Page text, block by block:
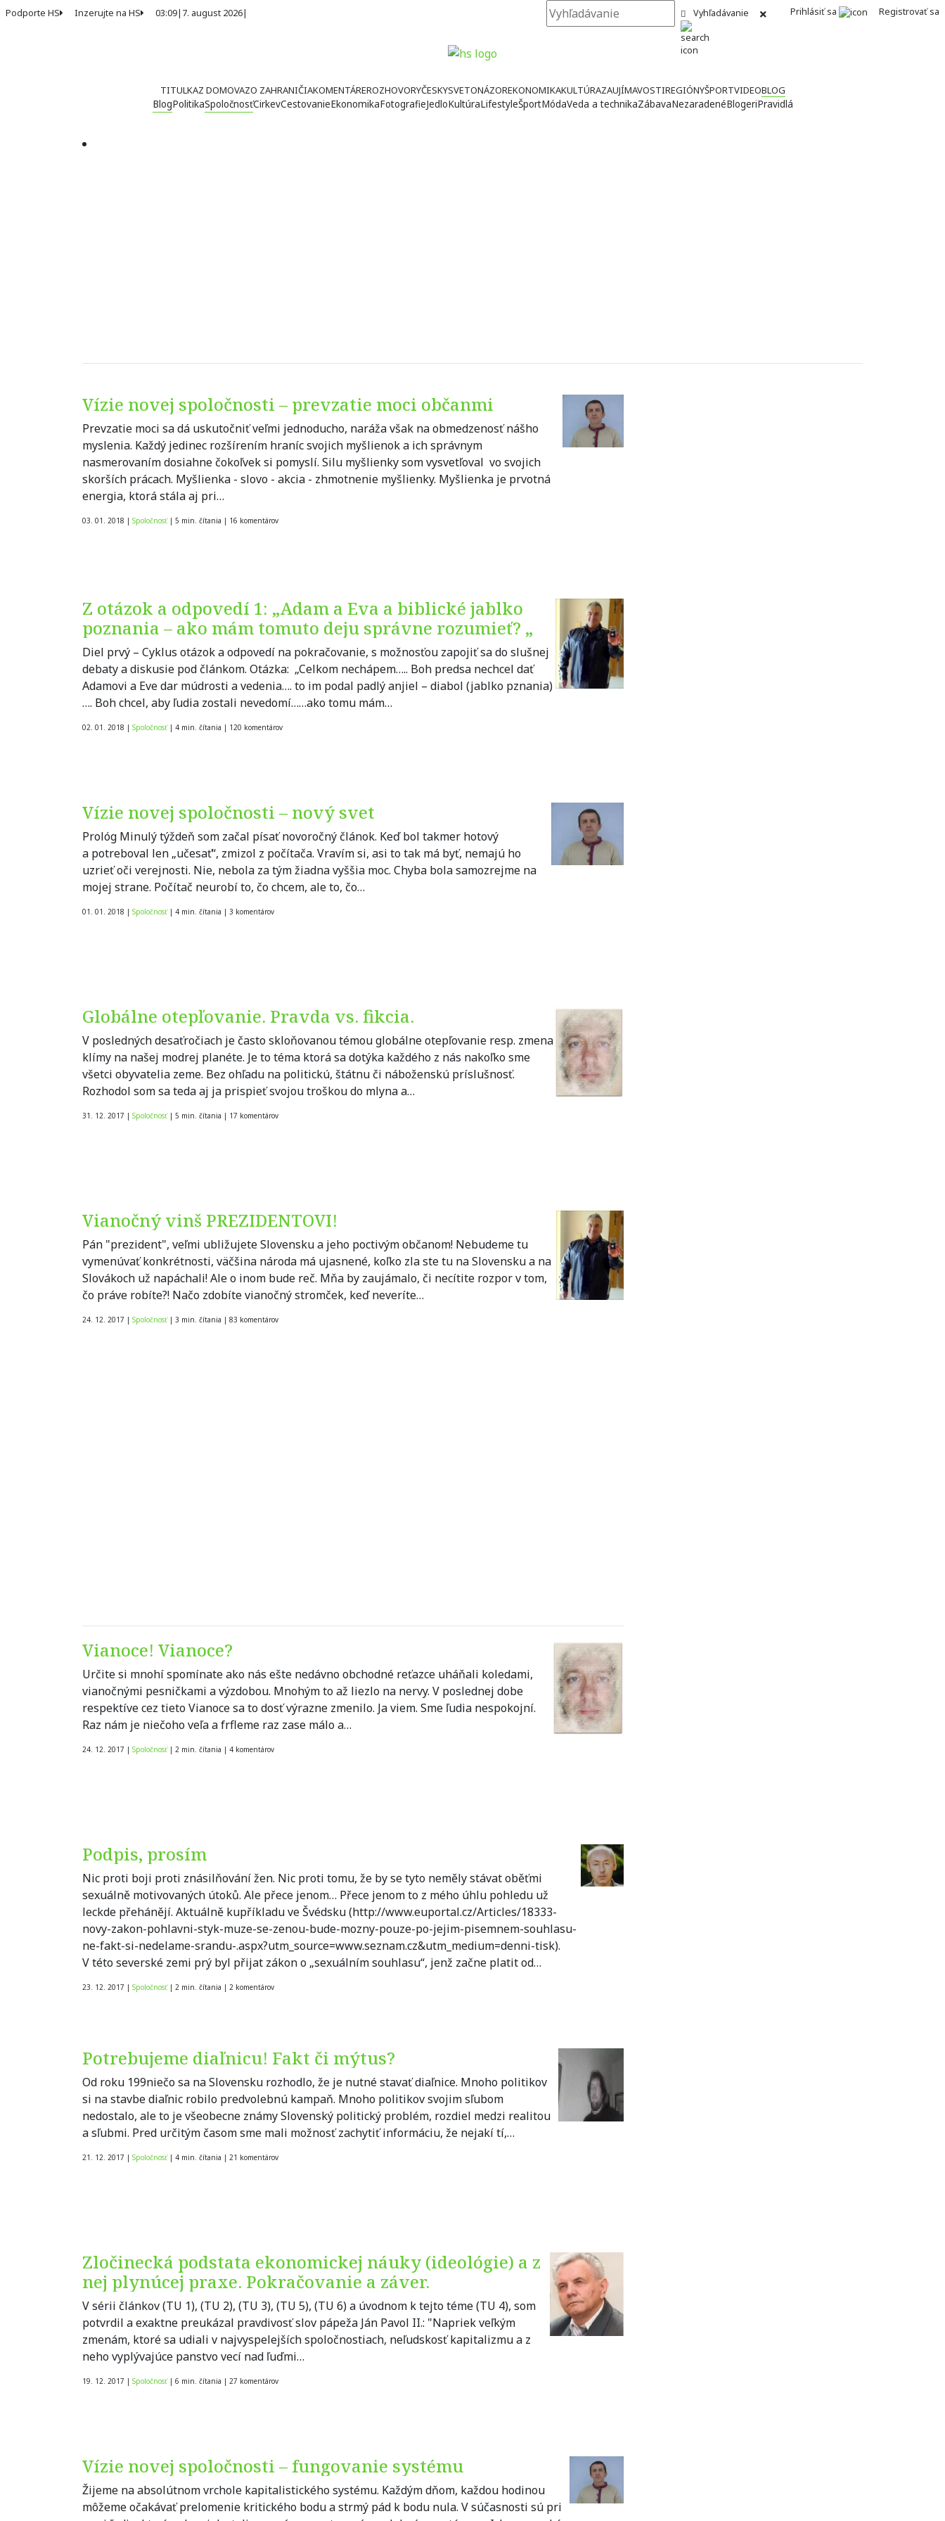
Podporte HS Inzerujte na HS 03:09| 7. august 2026| Vyhľadávanie Prihlásiť sa Registrovať sa
TITULKAZ DOMOVAZO ZAHRANIČIAKOMENTÁREROZHOVORYČESKYSVETONÁZOREKONOMIKAKULTÚRAZAUJÍMAVOSTIREGIÓNYŠPORTVIDEOBLOG
BlogPolitikaSpoločnosťCirkevCestovanieEkonomikaFotografieJedloKultúraLifestyleŠportMódaVeda a technikaZábavaNezaradenéBlogeriPravidlá
Vízie novej spoločnosti – prevzatie moci občanmi
Prevzatie moci sa dá uskutočniť veľmi jednoducho, naráža však na obmedzenosť nášho
myslenia. Každý jedinec rozšírením hraníc svojich myšlienok a ich správnym
nasmerovaním dosiahne čokoľvek si pomyslí. Silu myšlienky som vysvetľoval vo svojich
skorších prácach. Myšlienka - slovo - akcia - zhmotnenie myšlienky. Myšlienka je prvotná
energia, ktorá stála aj pri…
03. 01. 2018 | Spoločnosť | 5 min. čítania | 16 komentárov
Z otázok a odpovedí 1: „Adam a Eva a biblické jablko
poznania – ako mám tomuto deju správne rozumieť? „
Diel prvý – Cyklus otázok a odpovedí na pokračovanie, s možnosťou zapojiť sa do slušnej
debaty a diskusie pod článkom. Otázka: „Celkom nechápem….. Boh predsa nechcel dať
Adamovi a Eve dar múdrosti a vedenia…. to im podal padlý anjiel – diabol (jablko pznania)
…. Boh chcel, aby ľudia zostali nevedomí……ako tomu mám…
02. 01. 2018 | Spoločnosť | 4 min. čítania | 120 komentárov
Vízie novej spoločnosti – nový svet
Prológ Minulý týždeň som začal písať novoročný článok. Keď bol takmer hotový
a potreboval len „učesať“, zmizol z počítača. Vravím si, asi to tak má byť, nemajú ho
uzrieť oči verejnosti. Nie, nebola za tým žiadna vyššia moc. Chyba bola samozrejme na
mojej strane. Počítač neurobí to, čo chcem, ale to, čo…
01. 01. 2018 | Spoločnosť | 4 min. čítania | 3 komentárov
Globálne otepľovanie. Pravda vs. fikcia.
V posledných desaťročiach je často skloňovanou témou globálne otepľovanie resp. zmena
klímy na našej modrej planéte. Je to téma ktorá sa dotýka každého z nás nakoľko sme
všetci obyvatelia zeme. Bez ohľadu na politickú, štátnu či náboženskú príslušnosť.
Rozhodol som sa teda aj ja prispieť svojou troškou do mlyna a…
31. 12. 2017 | Spoločnosť | 5 min. čítania | 17 komentárov
Vianočný vinš PREZIDENTOVI!
Pán "prezident", veľmi ubližujete Slovensku a jeho poctivým občanom! Nebudeme tu
vymenúvať konkrétnosti, väčšina národa má ujasnené, koľko zla ste tu na Slovensku a na
Slovákoch už napáchali! Ale o inom bude reč. Mňa by zaujámalo, či necítite rozpor v tom,
čo práve robíte?! Načo zdobíte vianočný stromček, keď neveríte…
24. 12. 2017 | Spoločnosť | 3 min. čítania | 83 komentárov
Vianoce! Vianoce?
Určite si mnohí spomínate ako nás ešte nedávno obchodné reťazce uháňali koledami,
vianočnými pesničkami a výzdobou. Mnohým to až liezlo na nervy. V poslednej dobe
respektíve cez tieto Vianoce sa to dosť výrazne zmenilo. Ja viem. Sme ľudia nespokojní.
Raz nám je niečoho veľa a frfleme raz zase málo a…
24. 12. 2017 | Spoločnosť | 2 min. čítania | 4 komentárov
Podpis, prosím
Nic proti boji proti znásilňování žen. Nic proti tomu, že by se tyto neměly stávat oběťmi
sexuálně motivovaných útoků. Ale přece jenom… Přece jenom to z mého úhlu pohledu už
leckde přehánějí. Aktuálně kupříkladu ve Švédsku (http://www.euportal.cz/Articles/18333-
novy-zakon-pohlavni-styk-muze-se-zenou-bude-mozny-pouze-po-jejim-pisemnem-souhlasu-
ne-fakt-si-nedelame-srandu-.aspx?utm_source=www.seznam.cz&utm_medium=denni-tisk).
V této severské zemi prý byl přijat zákon o „sexuálním souhlasu“, jenž začne platit od…
23. 12. 2017 | Spoločnosť | 2 min. čítania | 2 komentárov
Potrebujeme diaľnicu! Fakt či mýtus?
Od roku 199niečo sa na Slovensku rozhodlo, že je nutné stavať diaľnice. Mnoho politikov
si na stavbe diaľnic robilo predvolebnú kampaň. Mnoho politikov svojim sľubom
nedostalo, ale to je všeobecne známy Slovenský politický problém, rozdiel medzi realitou
a sľubmi. Pred určitým časom sme mali možnosť zachytiť informáciu, že nejakí tí,…
21. 12. 2017 | Spoločnosť | 4 min. čítania | 21 komentárov
Zločinecká podstata ekonomickej náuky (ideológie) a z
nej plynúcej praxe. Pokračovanie a záver.
V sérii článkov (TU 1), (TU 2), (TU 3), (TU 5), (TU 6) a úvodnom k tejto téme (TU 4), som
potvrdil a exaktne preukázal pravdivosť slov pápeža Ján Pavol II.: "Napriek veľkým
zmenám, ktoré sa udiali v najvyspelejších spoločnostiach, neľudskosť kapitalizmu a z
neho vyplývajúce panstvo vecí nad ľuďmi…
19. 12. 2017 | Spoločnosť | 6 min. čítania | 27 komentárov
Vízie novej spoločnosti – fungovanie systému
Žijeme na absolútnom vrchole kapitalistického systému. Každým dňom, každou hodinou
môžeme očakávať prelomenie kritického bodu a strmý pád k bodu nula. V súčasnosti sú pri